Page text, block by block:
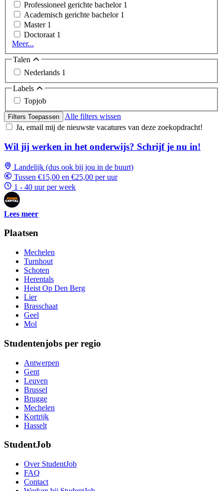
Professioneel gerichte bachelor 1
Academisch gerichte bachelor 1
Master 1
Doctoraat 1
Meer...
Talen
Nederlands 1
Labels
Topjob
Filters Toepassen
Alle filters wissen
Ja, email mij de nieuwste vacatures van deze zoekopdracht!
Wil jij werken in het onderwijs? Schrijf je nu in!
Landelijk (dus ook bij jou in de buurt)
Tussen €15,00 en €25,00 per uur
1 - 40 uur per week
Lees meer
Plaatsen
Mechelen
Turnhout
Schoten
Herentals
Heist Op Den Berg
Lier
Brasschaat
Geel
Mol
Studentenjobs per regio
Antwerpen
Gent
Leuven
Brussel
Brugge
Mechelen
Kortrijk
Hasselt
StudentJob
Over StudentJob
FAQ
Contact